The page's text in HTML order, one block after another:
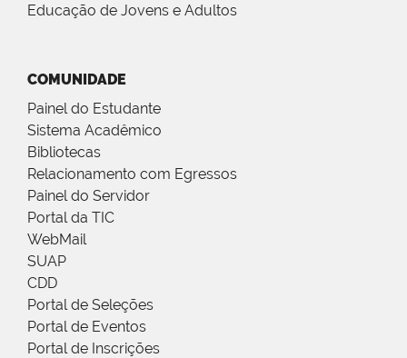
Educação de Jovens e Adultos
COMUNIDADE
Painel do Estudante
Sistema Acadêmico
Bibliotecas
Relacionamento com Egressos
Painel do Servidor
Portal da TIC
WebMail
SUAP
CDD
Portal de Seleções
Portal de Eventos
Portal de Inscrições